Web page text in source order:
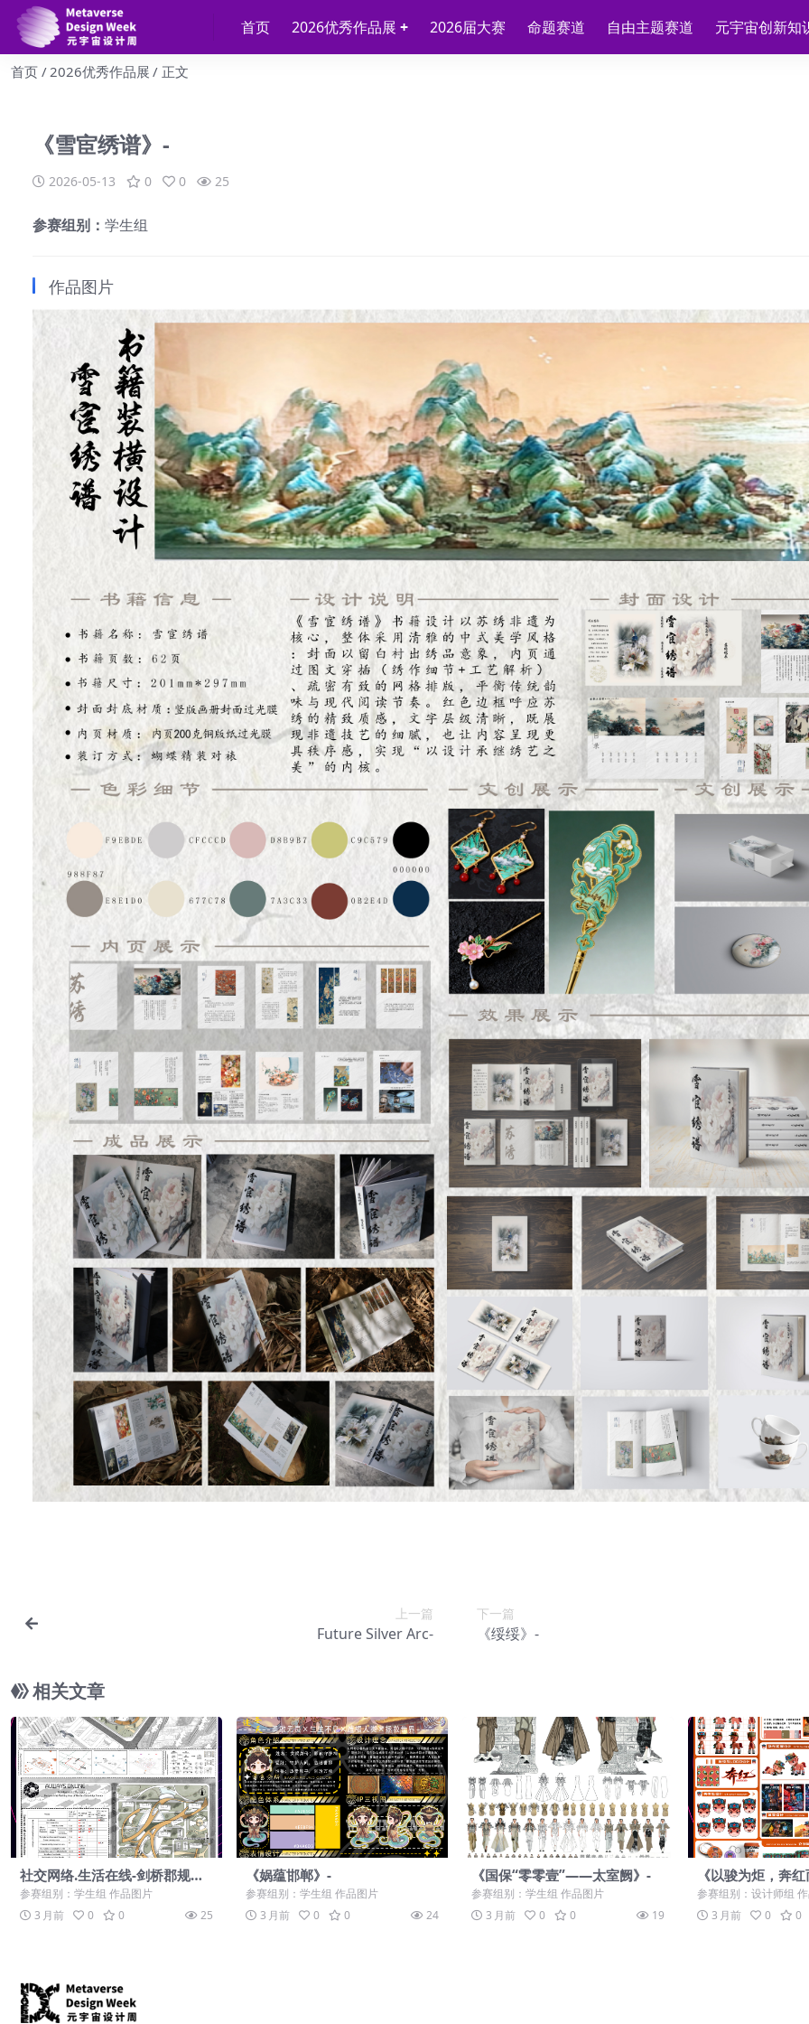
首页 2026优秀作品展 2026届大赛 命题赛道 自由主题赛道 元宇宙创新知
首页 2026优秀作品展 正文
《雪宦绣谱》-
2026-05-13 0 0 25
参赛组别： 学生组
作品图片
上一篇
Future Silver Arc-
下一篇
《绥绥》-
相关文章
社交网络.生活在线-剑桥郡规划
区设计-
参赛组别：学生组 作品图片
3 月前
0 0 25
《娲蕴邯郸》-
参赛组别：学生组 作品图片
3 月前
0 0 24
《国保“零零壹”——太室阙》-
参赛组别：学生组 作品图片
3 月前
0 0 19
《以骏为炬，奔
参赛组别：设计师组
3 月前
0 0